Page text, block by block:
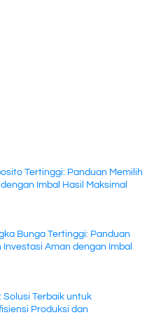
Tertinggi: Panduan Memilih
Imbal Hasil Maksimal
Bunga Tertinggi: Panduan
Investasi Aman dengan Imbal
Solusi Terbaik untuk
Produksi dan